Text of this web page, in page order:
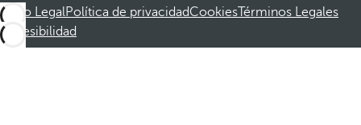
Aviso LegalPolítica de privacidadCookiesTérminos Legales
Accesibilidad